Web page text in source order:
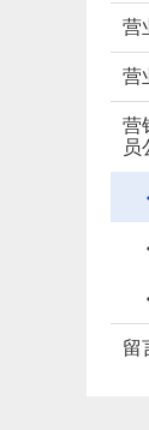
营
营
营
员
留